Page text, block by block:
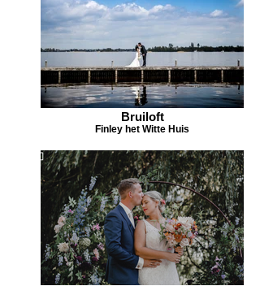
Bruiloft
Finley het Witte Huis